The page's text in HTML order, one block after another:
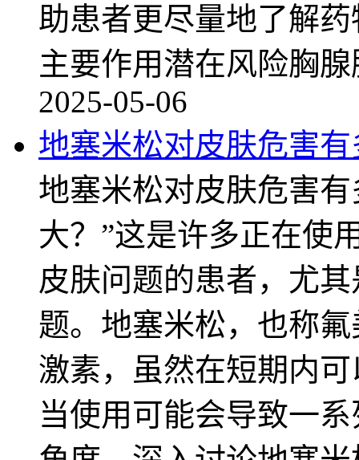
助患者更尽量地了解
主要作用潜在风险胸
2025-05-06
地塞米松对皮肤危害有
地塞米松对皮肤危害
大？”这是许多正在使
皮肤问题的患者，尤
题。地塞米松，也称
激素，虽然在短期内
当使用可能会导致一